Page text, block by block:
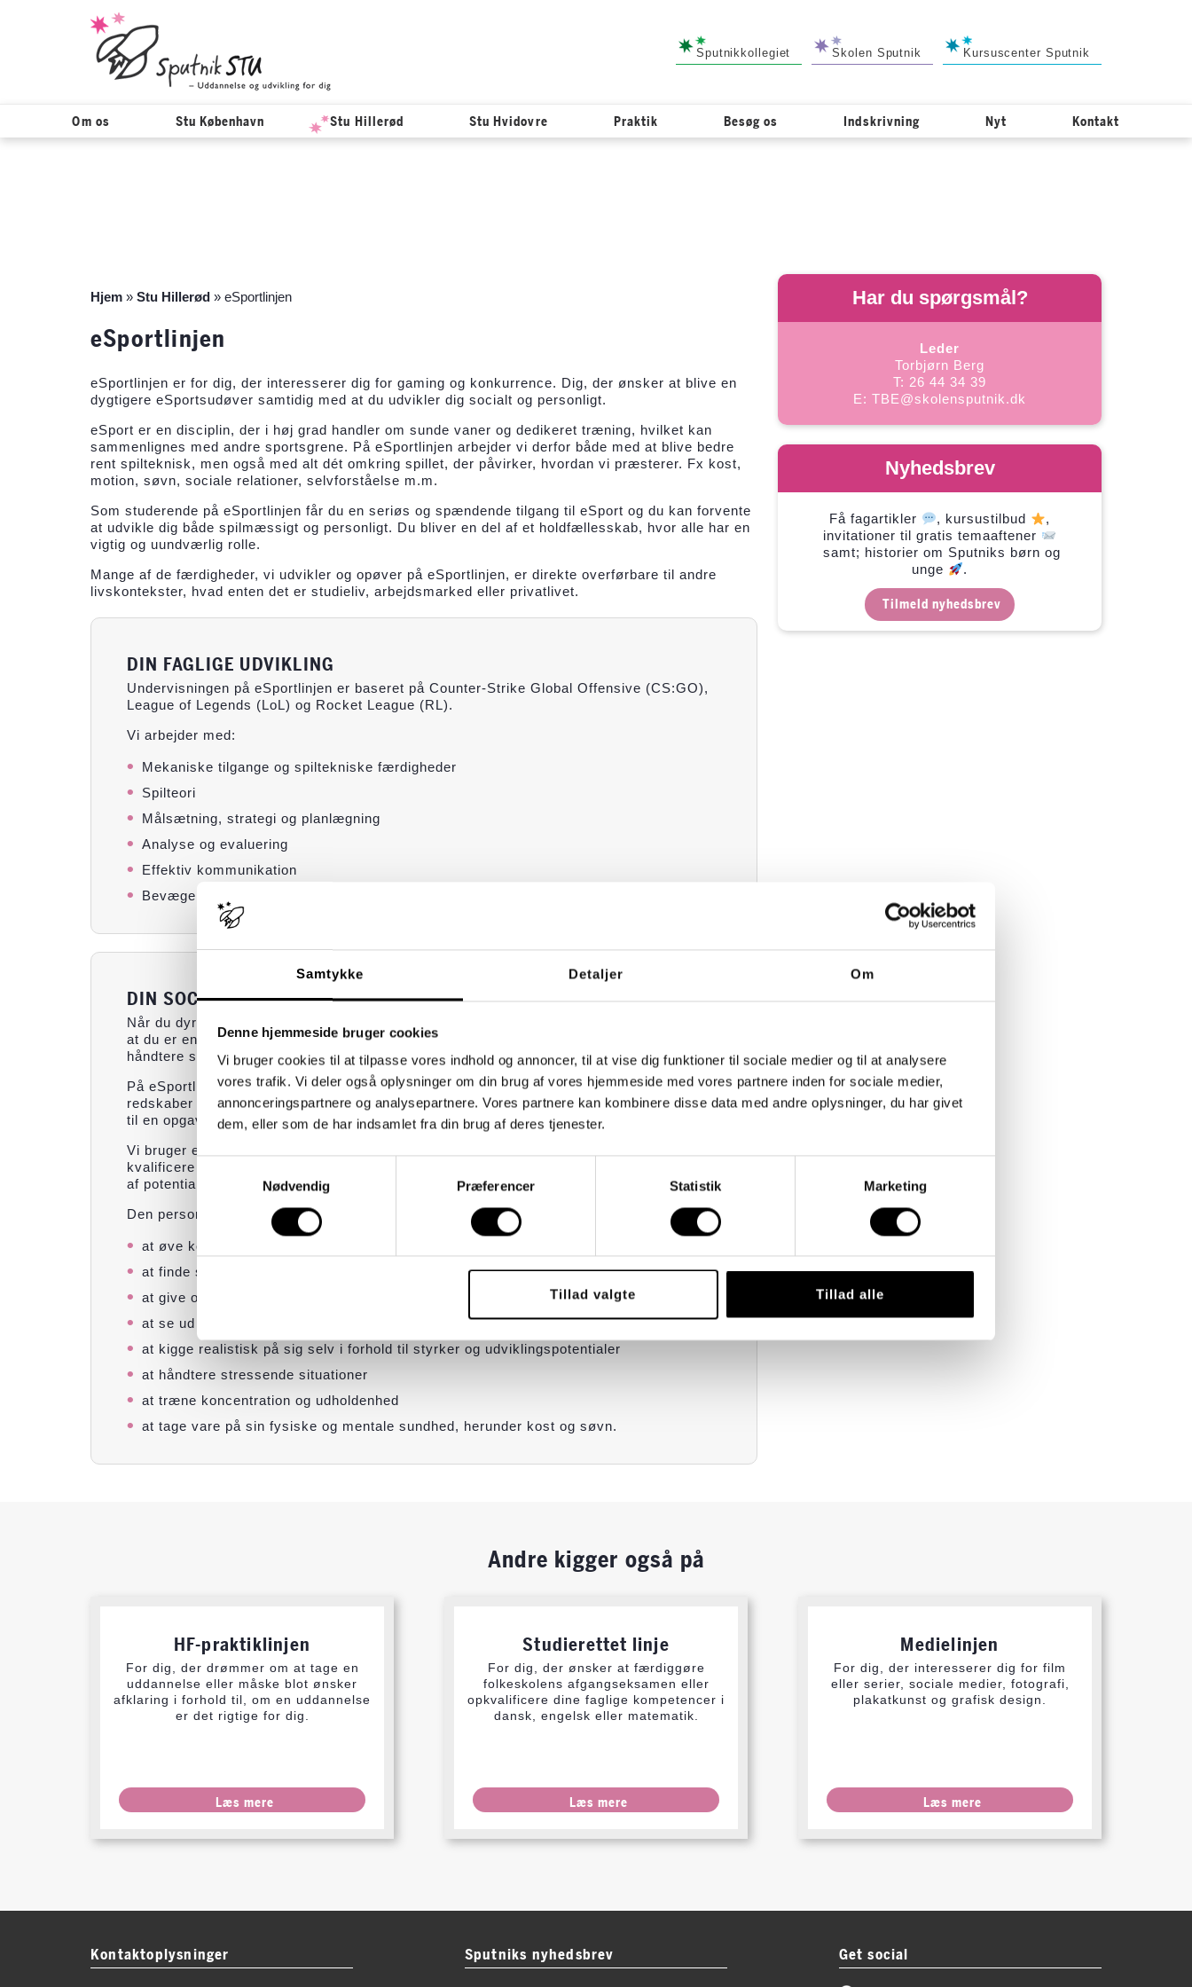
Samtykke Detaljer Om
Denne hjemmeside bruger cookies
Vi bruger cookies til at tilpasse vores indhold og annoncer, til at vise dig funktioner til sociale medier og til at analysere
vores trafik. Vi deler også oplysninger om din brug af vores hjemmeside med vores partnere inden for sociale medier,
annonceringspartnere og analysepartnere. Vores partnere kan kombinere disse data med andre oplysninger, du har givet
dem, eller som de har indsamlet fra din brug af deres tjenester.
Nødvendig
Præferencer Statistik Marketing
Tillad valgte Tillad alle
Hop
Sputnikkollegiet Skolen Sputnik Kursuscenter Sputnik
Om os Stu København Stu Hillerød Stu Hvidovre Praktik Besøg os Indskrivning Nyt Kontakt
Hjem » Stu Hillerød » eSportlinjen
eSportlinjen
eSportlinjen er for dig, der interesserer dig for gaming og konkurrence. Dig, der ønsker at blive en
dygtigere eSportsudøver samtidig med at du udvikler dig socialt og personligt.
eSport er en disciplin, der i høj grad handler om sunde vaner og dedikeret træning, hvilket kan
sammenlignes med andre sportsgrene. På eSportlinjen arbejder vi derfor både med at blive bedre
rent spilteknisk, men også med alt dét omkring spillet, der påvirker, hvordan vi præsterer. Fx kost,
motion, søvn, sociale relationer, selvforståelse m.m.
Som studerende på eSportlinjen får du en seriøs og spændende tilgang til eSport og du kan forvente
at udvikle dig både spilmæssigt og personligt. Du bliver en del af et holdfællesskab, hvor alle har en
vigtig og uundværlig rolle.
Mange af de færdigheder, vi udvikler og opøver på eSportlinjen, er direkte overførbare til andre
livskontekster, hvad enten det er studieliv, arbejdsmarked eller privatlivet.
DIN FAGLIGE UDVIKLING
Undervisningen på eSportlinjen er baseret på Counter-Strike Global Offensive (CS:GO),
League of Legends (LoL) og Rocket League (RL).
Vi arbejder med:
Mekaniske tilgange og spiltekniske færdigheder
Spilteori
Målsætning, strategi og planlægning
Analyse og evaluering
Effektiv kommunikation
Bevægelse, krop og reaktionsevne
DIN SOCIALE OG PERSONLIGE UDVIKLING
Når du dyrker eSport, styrker du også dine sociale og personlige kompetencer i kraft af
at du er en del af et hold, der skal planlægge, kommunikere, analysere, evaluere og
håndtere stressende spilsituationer sammen.
På eSportlinjen udvikler du dig både som del af en gruppe og individuelt. Du vil opnå
redskaber til at arbejde konstruktivt på mål, strategier og forbedring af egen rolle i forhold
til en opgave.
Vi bruger evaluering som en fast bestanddel i undervisningen til at gå tilbage og
kvalificere mål samt udvikle bedre strategier til løsning af problemer/opgaver og udvikling
af potentialer.
Den personlige og sociale udvikling på eSportlinjen beror særligt på:
at øve kommunikation og samarbejde
at finde sin plads på et hold
at give og modtage konstruktiv kritik til og fra sine holdkammerater
at se ud over sig selv og være en del af et hold
at kigge realistisk på sig selv i forhold til styrker og udviklingspotentialer
at håndtere stressende situationer
at træne koncentration og udholdenhed
at tage vare på sin fysiske og mentale sundhed, herunder kost og søvn.
Har du spørgsmål?
Leder
Torbjørn Berg
T: 26 44 34 39
E:TBE@skolensputnik.dk
Nyhedsbrev
Få fagartikler , kursustilbud
,
invitationer til gratis temaaftener
samt; historier om Sputniks børn og
unge
.
Tilmeld nyhedsbrev
Andre kigger også på
HF-praktiklinjen
For dig, der drømmer om at tage en
uddannelse eller måske blot ønsker
afklaring i forhold til, om en uddannelse
er det rigtige for dig.
Læs mere
Studierettet linje
For dig, der ønsker at færdiggøre
folkeskolens afgangseksamen eller
opkvalificere dine faglige kompetencer i
dansk, engelsk eller matematik.
Læs mere
Medielinjen
For dig, der interesserer dig for film
eller serier, sociale medier, fotografi,
plakatkunst og grafisk design.
Læs mere
Kontaktoplysninger Sputniks nyhedsbrev Get social